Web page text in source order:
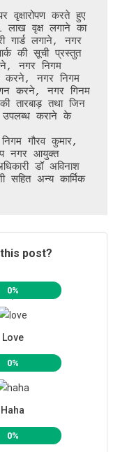
वृक्षारोपण करते हुए
लाख वृक्ष लगाने का
गार्ड लगाने, नगर
की सूची प्रस्तुत
नगर निगम
करने, नगर निगम
करने, नगर गिनम
तारबाड़ तथा जिन
उपलब्ध कराने के
गौरव कुमार,
नगर आयुक्त
डॉ अविनाश
अन्य कार्मिक
post?
0%
Love
0%
Haha
0%